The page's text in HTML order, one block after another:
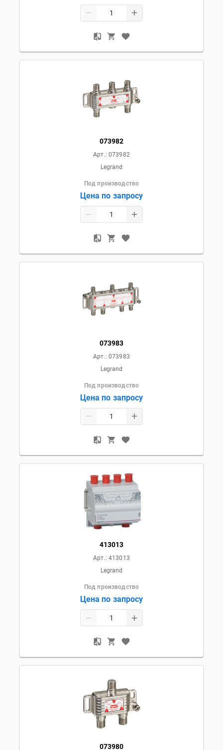
073982
Арт.: 073982
Legrand
Под производство
Цена по запросу
073983
Арт.: 073983
Legrand
Под производство
Цена по запросу
413013
Арт.: 413013
Legrand
Под производство
Цена по запросу
073980